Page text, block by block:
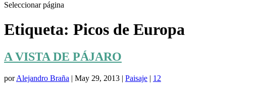
Seleccionar página
Etiqueta: Picos de Europa
A VISTA DE PÁJARO
porAlejandro Braña | May 29, 2013 | Paisaje | 12